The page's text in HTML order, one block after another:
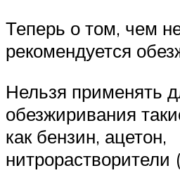
Теперь о том, чем
рекомендуется
Нельзя применять
обезжиривания
как бензин, ацетон,
нитрорастворители